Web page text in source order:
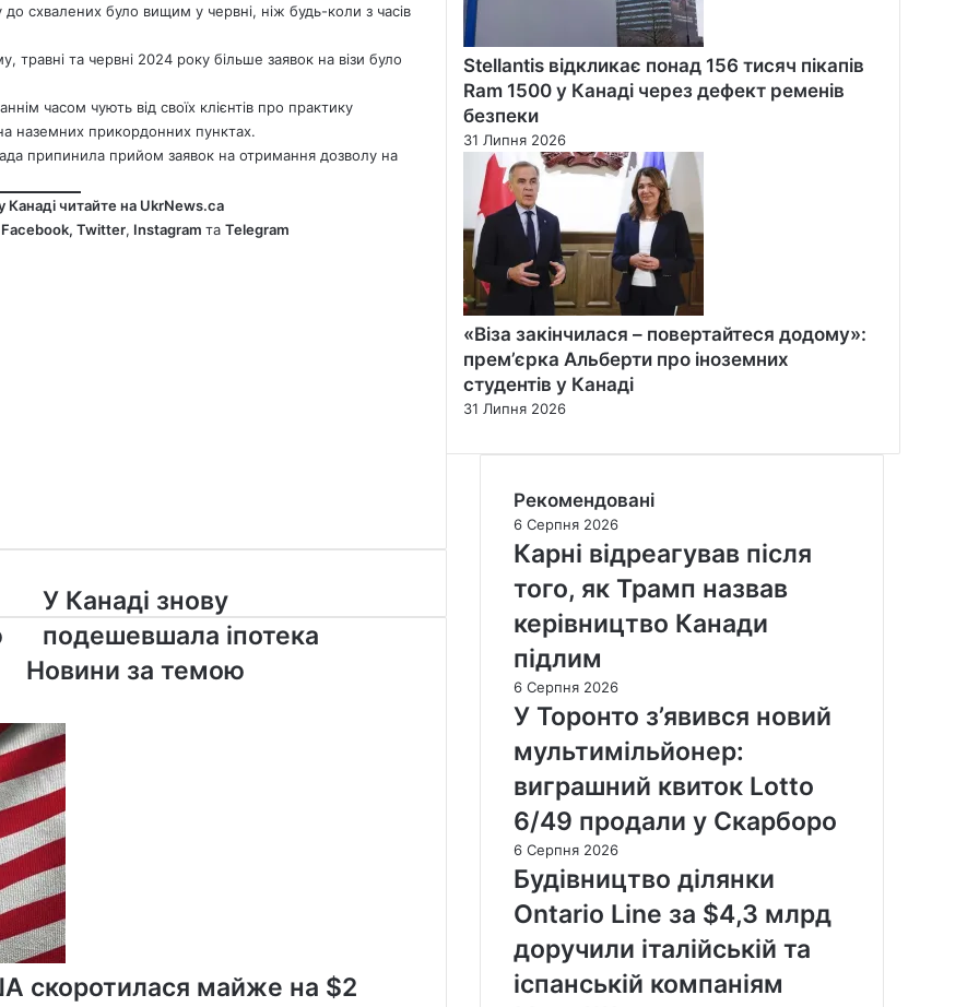
до схвалених було вищим у червні, ніж будь-коли з часів
травні та червні 2024 року більше заявок на візи було
часом чують від своїх клієнтів про практику
наземних прикордонних пунктах.
припинила прийом заявок на отримання дозволу на
Канаді читайте на UkrNews.ca
Facebook, Twitter, Instagram та Telegram
У
Канаді
знову
подешевшала
іпотека
У Канаді знову
подешевшала іпотека
Новини за темою
скоротилася майже на $2
Stellantis відкликає понад 156 тисяч пікапів
Ram 1500 у Канаді через дефект ременів
безпеки
31 Липня 2026
«Віза закінчилася – повертайтеся додому»:
прем’єрка Альберти про іноземних
студентів у Канаді
31 Липня 2026
Рекомендовані
6 Серпня 2026
Карні відреагував після
того, як Трамп назвав
керівництво Канади
підлим
6 Серпня 2026
У Торонто з’явився новий
мультимільйонер:
виграшний квиток Lotto
6/49 продали у Скарборо
6 Серпня 2026
Будівництво ділянки
Ontario Line за $4,3 млрд
доручили італійській та
іспанській компаніям